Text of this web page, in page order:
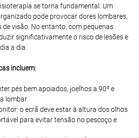
se torna fundamental. Um
pode provocar dores lombares,
visão. No entanto, com pequenas
significativamente o risco de lesões e
a dia.
incluem:
pés bem apoiados, joelhos a 90º e
lombar.
o ecrã deve estar à altura dos olhos
para evitar tensão no pescoço e